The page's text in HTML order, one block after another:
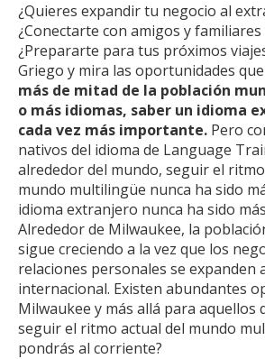
¿Quieres expandir tu negocio al
¿Conectarte con amigos y
¿Prepararte para tus próximos
Griego y mira las oportunidades
más de mitad de la población
o más idiomas, saber un idioma
cada vez más importante. Pero
nativos del idioma de Language
alrededor del mundo, seguir el
mundo multilingüe nunca ha sido
idioma extranjero nunca ha sido
Alrededor de Milwaukee, la
sigue creciendo a la vez que los
relaciones personales se expanden
internacional. Existen abundantes
Milwaukee y más allá para aquellos
seguir el ritmo actual del mundo
pondrás al corriente?